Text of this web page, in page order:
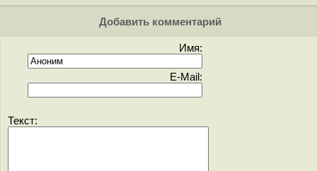
Добавить комментарий
Имя:
E-Mail:
Текст: